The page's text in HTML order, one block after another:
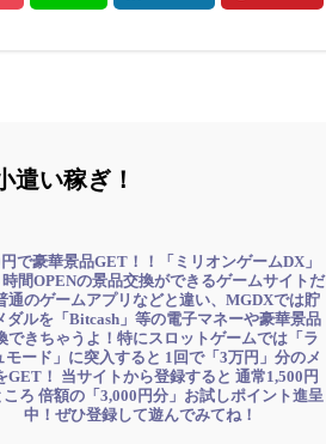
遣い稼ぎ！
で豪華景品GET！！「ミリオンゲームDX」
間OPENの景品交換ができるゲームサイトだ
通のゲームアプリなどと違い、MGDXでは貯
ダルを「Bitcash」等の電子マネーや豪華景品
できちゃうよ！特にスロットゲームでは「ラ
モード」に突入すると 1回で「3万円」分のメ
GET！ 当サイトから登録すると 通常1,500円
ろ 倍額の「3,000円分」お試しポイント進呈
中！ぜひ登録して遊んでみてね！